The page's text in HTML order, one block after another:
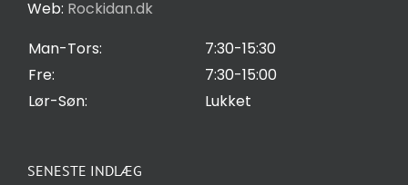
Web: Rockidan.dk
Man-Tors:
7:30-15:30
Fre:
7:30-15:00
Lør-Søn:
Lukket
Cookie Indstilling
SENESTE INDLÆG